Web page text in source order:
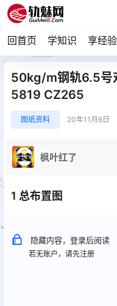
回首页 学知识 享经验
50kg/m钢轨6.5号
5819 CZ265
图纸资料 20年11月6日
枫叶红了
1 总布置图
隐藏内容，登录后阅读
若无账户，请先注册